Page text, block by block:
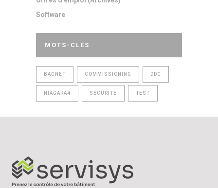
Software
MOTS-CLÉS
BACNET COMMISSIONING DDC
NIAGARA4 SÉCURITÉ TEST